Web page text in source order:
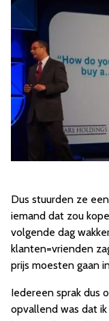
Dus stuurden ze
iemand dat zou
volgende dag
klanten=vrienden
prijs moesten gaan
Iedereen sprak dus
opvallend was dat